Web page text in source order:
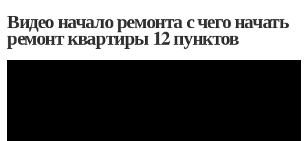
Видео начало ремонта с чего начать
ремонт квартиры 12 пунктов